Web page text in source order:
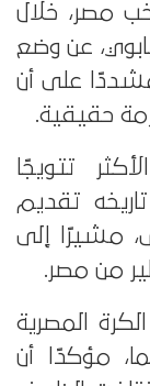
مصر، خلال
عن وضع
مشددًا على أن
حقيقية.
تتويجًا
تاريخه تقديم
مشيرًا إلى
من مصر.
المصرية
مؤكدًا أن